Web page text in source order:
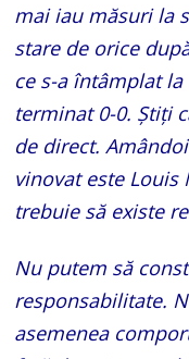
mai iau măsuri la
stare de orice
ce s-a întâmplat
terminat 0-0. Știţi
de direct.
vinovat este Louis
trebuie să existe
Nu putem să
responsabilitate.
asemenea